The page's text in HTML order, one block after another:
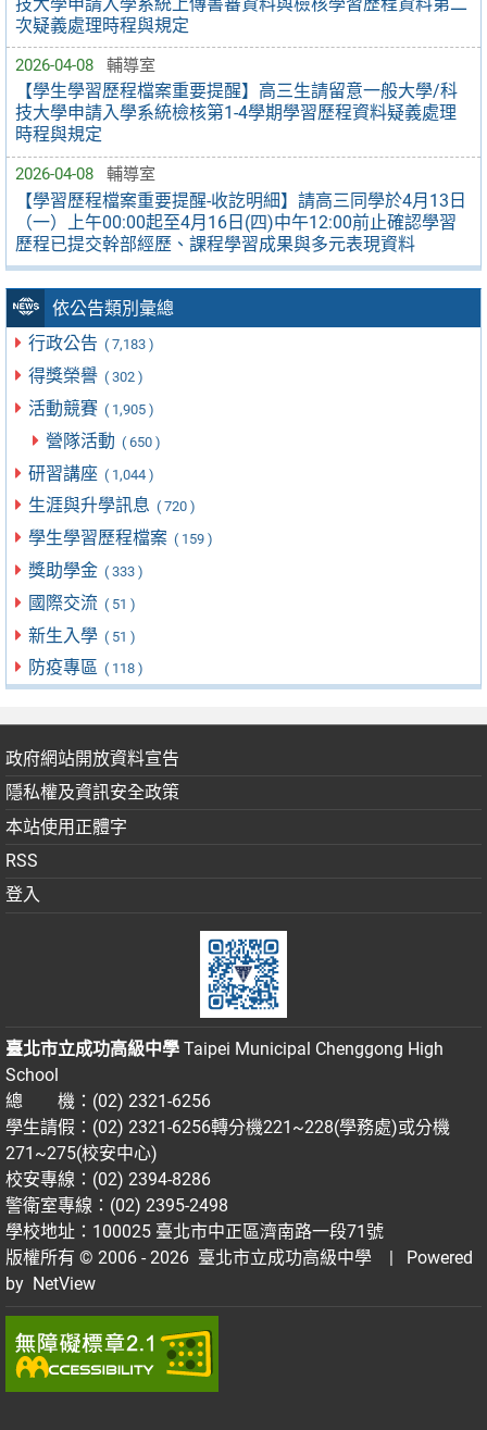
次疑義處理時程與規定
2026-04-08 輔導室
【學生學習歷程檔案重要提醒】高三生請留意一般大學/科
技大學申請入學系統檢核第1-4學期學習歷程資料疑義處理
時程與規定
2026-04-08 輔導室
【學習歷程檔案重要提醒-收訖明細】請高三同學於4月13日
（一）上午00:00起至4月16日(四)中午12:00前止確認學習
歷程已提交幹部經歷、課程學習成果與多元表現資料
依公告類別彙總
行政公告 ( 7,183 )
得獎榮譽 ( 302 )
活動競賽 ( 1,905 )
營隊活動 ( 650 )
研習講座 ( 1,044 )
生涯與升學訊息 ( 720 )
學生學習歷程檔案 ( 159 )
獎助學金 ( 333 )
國際交流 ( 51 )
新生入學 ( 51 )
防疫專區 ( 118 )
政府網站開放資料宣告
隱私權及資訊安全政策
本站使用正體字
RSS
登入
臺北市立成功高級中學 Taipei Municipal Chenggong High
School
總 機：(02) 2321-6256
學生請假：(02) 2321-6256轉分機221~228(學務處)或分機
271~275(校安中心)
校安專線：(02) 2394-8286
警衛室專線：(02) 2395-2498
學校地址：100025 臺北市中正區濟南路一段71號
版權所有 © 2006 - 2026 臺北市立成功高級中學
| Powered
by NetView